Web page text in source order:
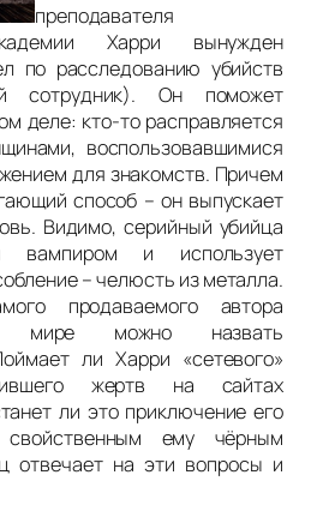
преподавателя
Харри вынужден
по расследованию убийств
сотрудник). Он поможет
деле: кто-то расправляется
воспользовавшимися
для знакомств. Причем
способ – он выпускает
Видимо, серийный убийца
вампиром и использует
– челюсть из металла.
продаваемого автора
мире можно назвать
ли Харри «сетевого»
жертв на сайтах
ли это приключение его
ему чёрным
отвечает на эти вопросы и